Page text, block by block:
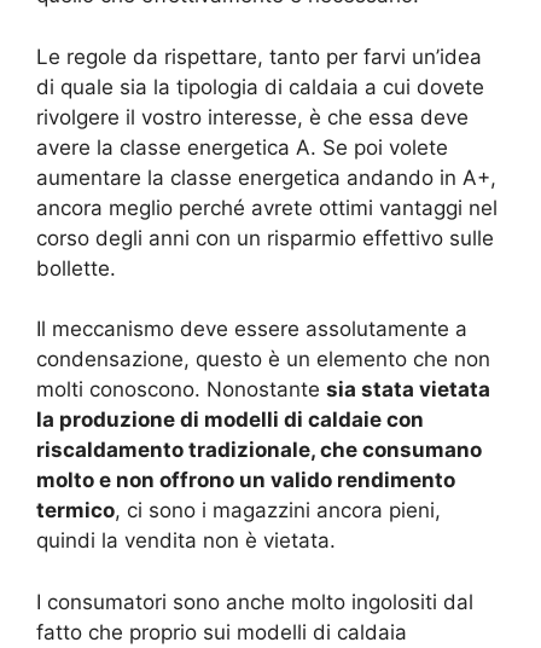
Le regole da rispettare, tanto per farvi un’idea
di quale sia la tipologia di caldaia a cui dovete
rivolgere il vostro interesse, è che essa deve
avere la classe energetica A. Se poi volete
aumentare la classe energetica andando in A+,
ancora meglio perché avrete ottimi vantaggi nel
corso degli anni con un risparmio effettivo sulle
bollette.
Il meccanismo deve essere assolutamente a
condensazione, questo è un elemento che non
molti conoscono. Nonostante sia stata vietata
la produzione di modelli di caldaie con
riscaldamento tradizionale, che consumano
molto e non offrono un valido rendimento
termico, ci sono i magazzini ancora pieni,
quindi la vendita non è vietata.
I consumatori sono anche molto ingolositi dal
fatto che proprio sui modelli di caldaia